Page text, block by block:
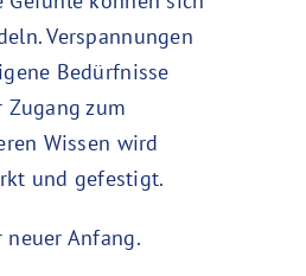
Verspannungen
Bedürfnisse
zum
Wissen wird
und gefestigt.
Anfang.